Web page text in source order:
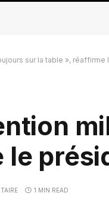
sur la table »,
1 MIN READ